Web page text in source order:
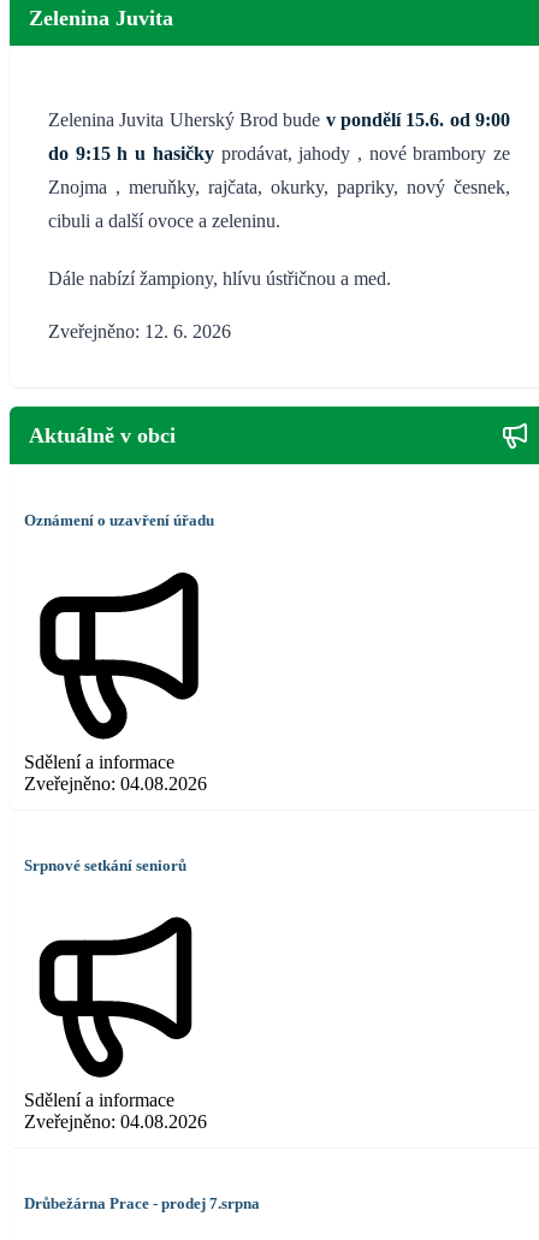
Zelenina Juvita
Zelenina Juvita Uherský Brod bude v pondělí 15.6. od 9:00
do 9:15 h u hasičkyprodávat, jahody , nové brambory ze
Znojma , meruňky, rajčata, okurky, papriky, nový česnek,
cibuli a další ovoce a zeleninu.
Dále nabízí žampiony, hlívu ústřičnou a med.
Zveřejněno: 12. 6. 2026
Aktuálně v obci
Oznámení o uzavření úřadu
Sdělení a informace
Zveřejněno: 04.08.2026
Srpnové setkání seniorů
Sdělení a informace
Zveřejněno: 04.08.2026
Drůbežárna Prace - prodej 7.srpna